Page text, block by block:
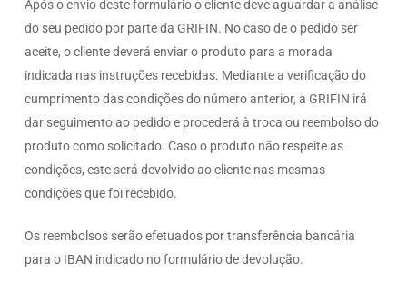
Após o envio deste formulário o cliente deve aguardar a análise
do seu pedido por parte da GRIFIN. No caso de o pedido ser
aceite, o cliente deverá enviar o produto para a morada
indicada nas instruções recebidas. Mediante a verificação do
cumprimento das condições do número anterior, a GRIFIN irá
dar seguimento ao pedido e procederá à troca ou reembolso do
produto como solicitado. Caso o produto não respeite as
condições, este será devolvido ao cliente nas mesmas
condições que foi recebido.
Os reembolsos serão efetuados por transferência bancária
para o IBAN indicado no formulário de devolução.